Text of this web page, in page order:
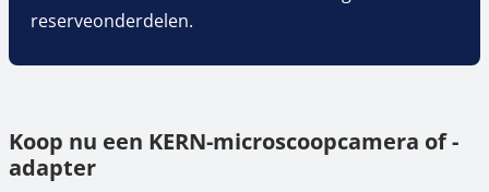
reserveonderdelen.
Koop nu een KERN-microscoopcamera of -
adapter